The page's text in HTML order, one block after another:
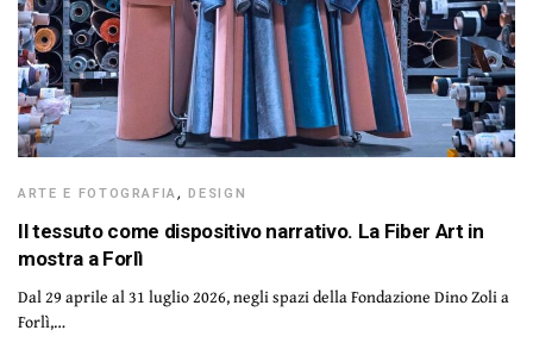
ARTE E FOTOGRAFIA,DESIGN
Il tessuto come dispositivo narrativo. La Fiber Art in
mostra a Forlì
Dal 29 aprile al 31 luglio 2026, negli spazi della Fondazione Dino Zoli a
Forlì,…